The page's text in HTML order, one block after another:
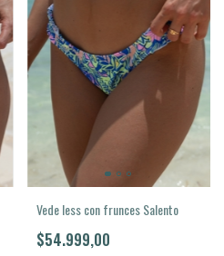
Vede less con frunces Salento
$54.999,00